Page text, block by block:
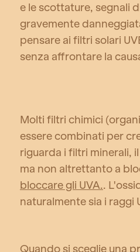
e le scottature, segnali
gravemente
pensare ai filtri solari
senza affrontare la
Molti filtri chimici
essere combinati per
riguarda i filtri minerali,
ma non altrettanto a
bloccare gli UVA..
naturalmente sia i raggi
Quando si sceglie una